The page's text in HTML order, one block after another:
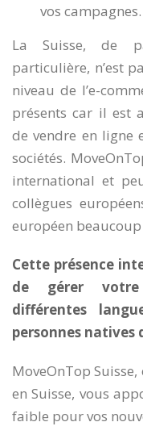
vos campagnes.
La Suisse, de
particulière, n’est
niveau de l’e-
présents car il est
de vendre en ligne
sociétés.
international et
collègues
européen
Cette présence
de gérer votre
différentes
personnes natives
MoveOnTop
en Suisse, vous
faible pour vos